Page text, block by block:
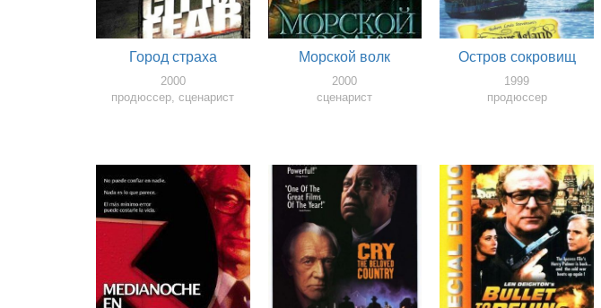
Город страха
2000
продюссер, сценарист
Морской волк
2000
сценарист
Остров сокровищ
1999
продюссер